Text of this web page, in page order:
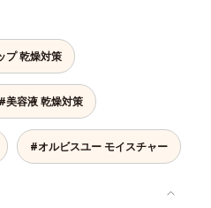
プ（脂性肌～普通肌）M＝しっとり
タイプ（普通肌～乾性肌）*1 シ
ミ・ソバカスが肌表面にあらわれる
こと*2 メラニンの生成を抑え、シ
ミ・ソバカスを防ぐ*3 うるおいに
よる透明感のある肌*4 日本化粧品
業界で初めてメラニンの第三のルー
態が続く肌へ整えます。さらに年齢
肌がうるおいとともに失ってしまう
ハリ・弾力に、モイストエンリッチ
コンプレックス(*5）がアプロー
チ。ベタつかずみずみずしい使いご
こちでこわばった肌を解きほぐし、
柔らかくもっちりしたクリームなら
に応じたお手入れ*2 加水分解コラ
プ 乾燥対策
#美容液 乾燥対策
#オルビスユー モイスチャー